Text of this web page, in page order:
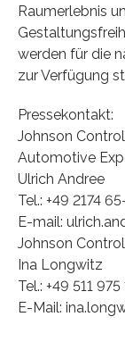
Raumerlebnis
werden für die
zur Verfügung
Pressekontakt:
Johnson
Automotive
Ulrich Andree
Tel.: +49 2174
E-mail:
Johnson
Ina Longwitz
Tel.: +49 511 975
E-Mail: